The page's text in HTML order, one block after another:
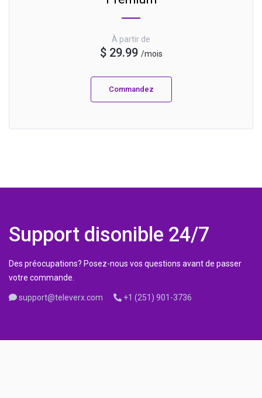
À partir de
$ 29.99 /mois
Commandez
Support disonible 24/7
Des préocupations? Posez-nous vos questions avant de passer
votre commande.
support@televerx.com +1 (251) 901-3736